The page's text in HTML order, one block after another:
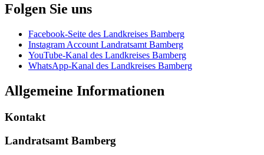
Folgen Sie uns
Facebook-Seite des Landkreises Bamberg
Instagram Account Landratsamt Bamberg
YouTube-Kanal des Landkreises Bamberg
WhatsApp-Kanal des Landkreises Bamberg
Allgemeine Informationen
Kontakt
Landratsamt Bamberg